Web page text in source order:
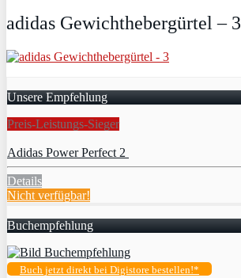
adidas Gewichthebergürtel – 3
Unsere Empfehlung
Preis-Leistungs-Sieger
Adidas Power Perfect 2
Details
Nicht verfügbar!
Buchempfehlung
Buch jetzt direkt bei Digistore bestellen!*